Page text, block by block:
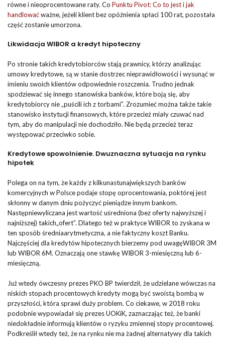
równe i nieoprocentowane raty. Co Punktu Pivot: Co to jest i jak
handlowaćważne, jeżeli klient bez opóźnienia spłaci 100 rat, pozostała
część zostanie umorzona.
Likwidacja WIBOR a kredyt hipoteczny
Po stronie takich kredytobiorców stają prawnicy, którzy analizując
umowy kredytowe, są w stanie dostrzec nieprawidłowości i wysunąć w
imieniu swoich klientów odpowiednie roszczenia. Trudno jednak
spodziewać się innego stanowiska banków, które boją się, aby
kredytobiorcy nie „puścili ich z torbami”. Zrozumieć można także takie
stanowisko instytucji finansowych, które przecież miały czuwać nad
tym, aby do manipulacji nie dochodziło. Nie będą przecież teraz
występować przeciwko sobie.
Kredytowe spowolnienie. Dwuznaczna sytuacja na rynku
hipotek
Polega on na tym, że każdy z kilkunastunajwiększych banków
komercyjnych w Polsce podaje stopę oprocentowania, poktórej jest
skłonny w danym dniu pożyczyć pieniądze innym bankom.
Następniewyliczana jest wartość uśredniona (bez oferty najwyższej i
najniższej) takich„ofert”. Dlatego też w praktyce WIBOR to zyskana w
ten sposób średniaarytmetyczna, a nie faktyczny koszt Banku.
Najczęściej dla kredytów hipotecznych bierzemy pod uwagęWIBOR 3M
lub WIBOR 6M. Oznaczają one stawkę WIBOR 3-miesięczną lub 6-
miesięczną.
Już wtedy ówczesny prezes PKO BP twierdził, że udzielane wówczas na
niskich stopach procentowych kredyty mogą być swoistą bombą w
przyszłości, która sprawi duży problem. Co ciekawe, w 2018 roku
podobnie wypowiadał się prezes UOKiK, zaznaczając też, że banki
niedokładnie informują klientów o ryzyku zmiennej stopy procentowej.
Podkreślił wtedy też, że na rynku nie ma żadnej alternatywy dla takich